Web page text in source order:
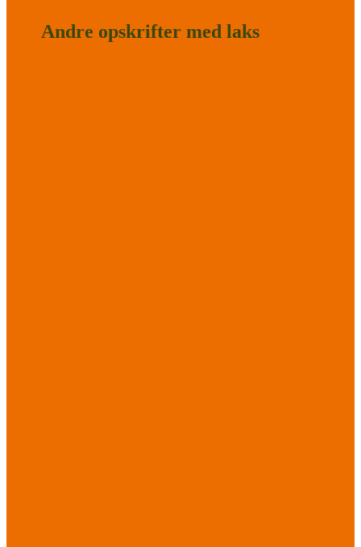
Andre opskrifter med laks